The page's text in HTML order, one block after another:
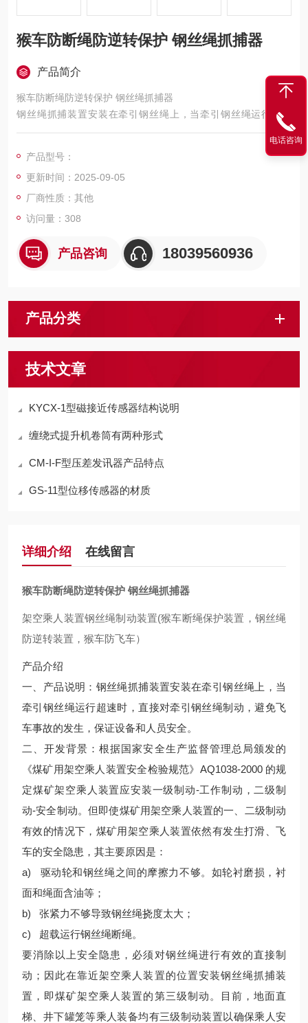
猴车防断绳防逆转保护 钢丝绳抓捕器
产品简介
猴车防断绳防逆转保护 钢丝绳抓捕器
钢丝绳抓捕装置安装在牵引钢丝绳上，当牵引钢丝绳运行超速
时，直接对牵引钢丝绳制动，避免飞车事故的发生，***设备和人
产品型号：
更新时间：2025-09-05
厂商性质：其他
访问量：308
产品咨询 18039560936
产品分类
技术文章
KYCX-1型磁接近传感器结构说明
缠绕式提升机卷筒有两种形式
CM-I-F型压差发讯器产品特点
GS-11型位移传感器的材质
详细介绍 在线留言
猴车防断绳防逆转保护 钢丝绳抓捕器
架空乘人装置钢丝绳制动装置(猴车断绳保护装置，钢丝绳
防逆转装置，猴车防飞车）
产品介绍
一、产品说明：钢丝绳抓捕装置安装在牵引钢丝绳上，当
牵引钢丝绳运行超速时，直接对牵引钢丝绳制动，避免飞
车事故的发生，保证设备和人员安全。
二、开发背景：根据国家安全生产监督管理总局颁发的
《煤矿用架空乘人装置安全检验规范》AQ1038-2000 的规
定煤矿架空乘人装置应安装一级制动-工作制动，二级制
动-安全制动。但即使煤矿用架空乘人装置的一、二级制动
有效的情况下，煤矿用架空乘人装置依然有发生打滑、飞
车的安全隐患，其主要原因是：
a) 驱动轮和钢丝绳之间的摩擦力不够。如轮衬磨损，衬
面和绳面含油等；
b) 张紧力不够导致钢丝绳挠度太大；
c) 超载运行钢丝绳断绳。
要消除以上安全隐患，必须对钢丝绳进行有效的直接制
动；因此在靠近架空乘人装置的位置安装钢丝绳抓捕装
置，即煤矿架空乘人装置的第三级制动。目前，地面直
梯、井下罐笼等乘人装备均有三级制动装置以确保乘人安
电话咨询